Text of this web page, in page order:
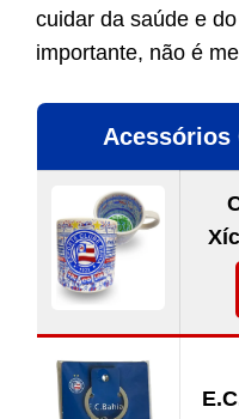
cuidar da saúde e
importante, não é
Acessórios